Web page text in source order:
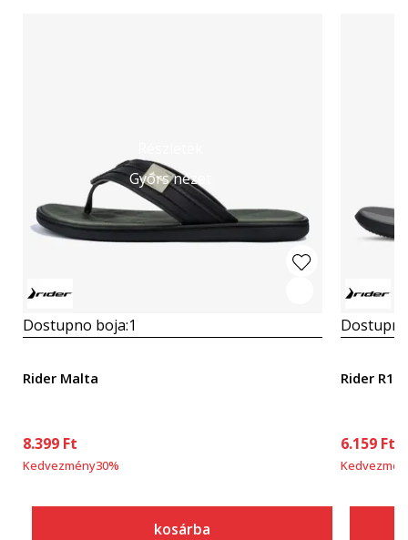
Gyors nézet
Dostupno boja:1
Rider Malta
8.399 Ft
Kedvezmény30%
kosárba
Rider R1
6.159 Ft